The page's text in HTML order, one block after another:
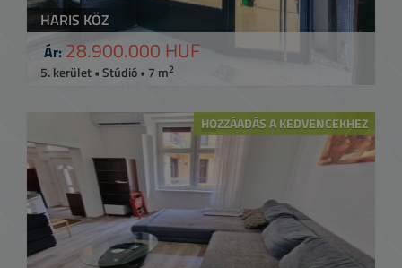
HARIS KÖZ
Ár: 28.900.000 HUF
5. kerület • Stúdió • 7 m2
HOZZÁADÁS A KEDVENCEKHEZ